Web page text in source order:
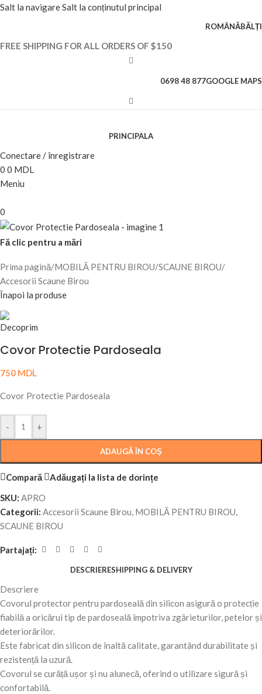
Salt la navigareSalt la conținutul principal
ROMÂNĂBĂLȚI
FREE SHIPPING FOR ALL ORDERS OF $150
0698 48 877GOOGLE MAPS
PRINCIPALA
Conectare / înregistrare
0 0 MDL
Meniu
0
Fă clic pentru a mări
Prima pagină/MOBILĂ PENTRU BIROU/SCAUNE BIROU/
Accesorii Scaune Birou
Înapoi la produse
Covor Protectie Pardoseala
750 MDL
Covor Protectie Pardoseala
- +
ADAUGĂ ÎN COȘ
Compară
Adăugați la lista de dorințe
SKU: APRO
Categorii: Accesorii Scaune Birou, MOBILĂ PENTRU BIROU,
SCAUNE BIROU
Partajați:
DESCRIERESHIPPING & DELIVERY
Descriere
Covorul protector pentru pardoseală din silicon asigură o protecție
fiabilă a oricărui tip de pardoseală împotriva zgârieturilor, petelor și
deteriorărilor.
Este fabricat din silicon de înaltă calitate, garantând durabilitate și
rezistență la uzură.
Covorul se curăță ușor și nu alunecă, oferind o utilizare sigură și
confortabilă.